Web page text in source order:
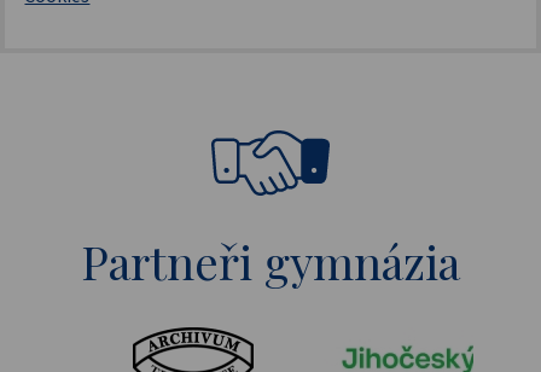
Partneři gymnázia